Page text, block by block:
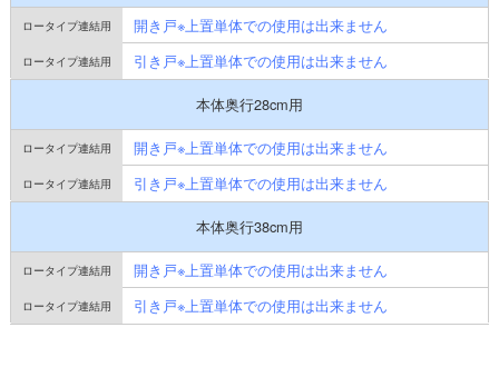
開き戸※上置単体での使用は出来ません
引き戸※上置単体での使用は出来ません
本体奥行28cm用
開き戸※上置単体での使用は出来ません
引き戸※上置単体での使用は出来ません
本体奥行38cm用
開き戸※上置単体での使用は出来ません
引き戸※上置単体での使用は出来ません